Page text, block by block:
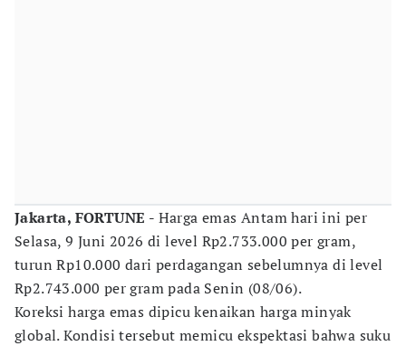
Jakarta, FORTUNE - Harga emas Antam hari ini per
Selasa, 9 Juni 2026 di level Rp2.733.000 per gram,
turun Rp10.000 dari perdagangan sebelumnya di level
Rp2.743.000 per gram pada Senin (08/06).
Koreksi harga emas dipicu kenaikan harga minyak
global. Kondisi tersebut memicu ekspektasi bahwa suku